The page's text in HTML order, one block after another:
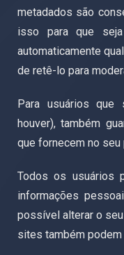
metadados são
isso para que
automaticamente
de retê-lo para
Para usuários
houver), também
que fornecem no seu
Todos os usuários
informações
possível alterar o
sites também